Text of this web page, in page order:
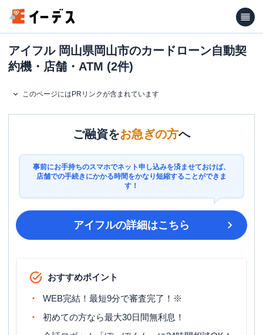
アイフル 岡山県岡山市のカードローン自動契
約機・店舗・ATM (2件)
このページにはPRリンクが含まれています
ご融資をお急ぎの方へ
事前にお手持ちのスマホでネット申し込みを済ませておけば、
店舗での手続きにかかる時間をかなり短縮することができま
す！
アイフルの詳細はこちら
おすすめポイント
WEB完結！最短9分で審査完了！※
初めての方なら最大30日間無利息！